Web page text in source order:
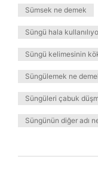
Sümsek ne demek
Süngü hala
Süngü kelimesinin
Süngülemek ne
Süngüleri çabuk
Süngünün diğer adı